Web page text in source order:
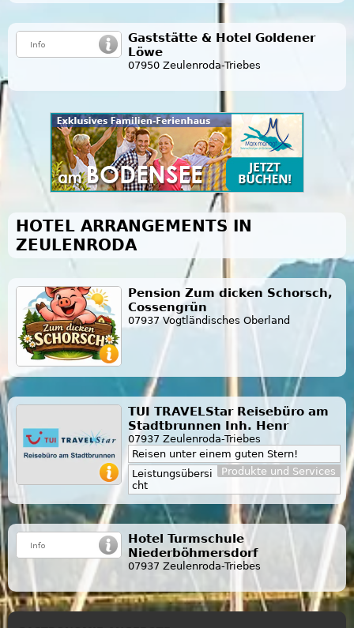
Gaststätte & Hotel Goldener
Löwe
07950 Zeulenroda-Triebes
HOTEL ARRANGEMENTS IN
ZEULENRODA
Pension Zum dicken Schorsch,
Cossengrün
07937 Vogtländisches Oberland
TUI TRAVELStar Reisebüro am
Stadtbrunnen Inh. Henr
07937 Zeulenroda-Triebes
Reisen unter einem guten Stern!
Produkte und Services
Leistungsübersi
cht
Hotel Turmschule
Niederböhmersdorf
07937 Zeulenroda-Triebes